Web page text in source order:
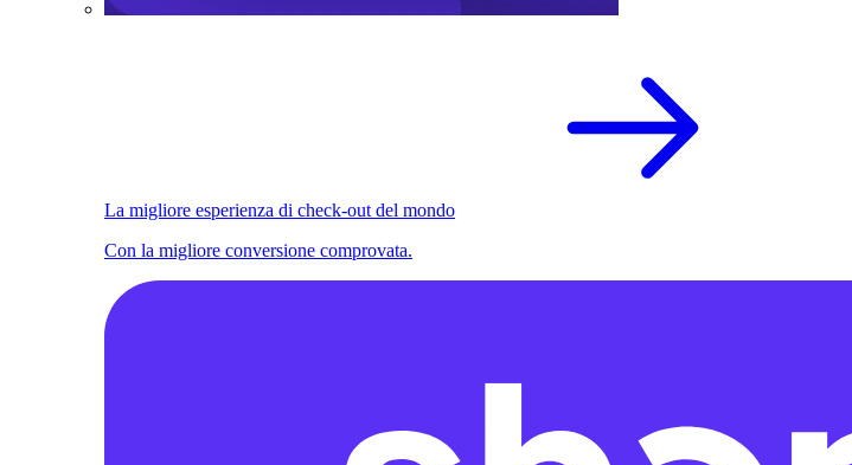
La migliore esperienza di check-out del mondo
Con la migliore conversione comprovata.